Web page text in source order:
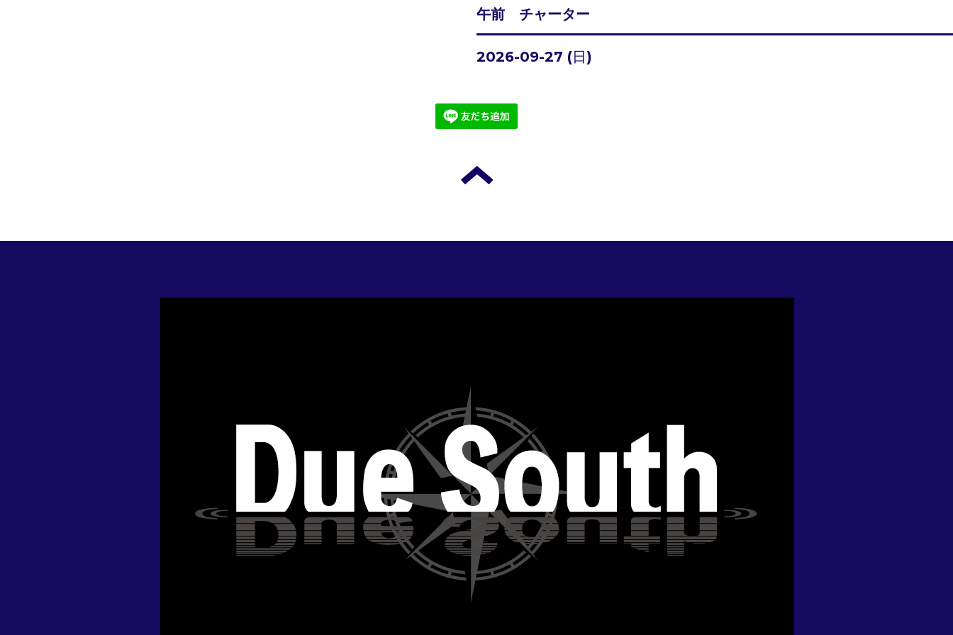
午前 チャーター
2026-09-27 (日)